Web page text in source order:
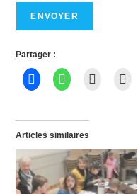
Partager :
Articles similaires